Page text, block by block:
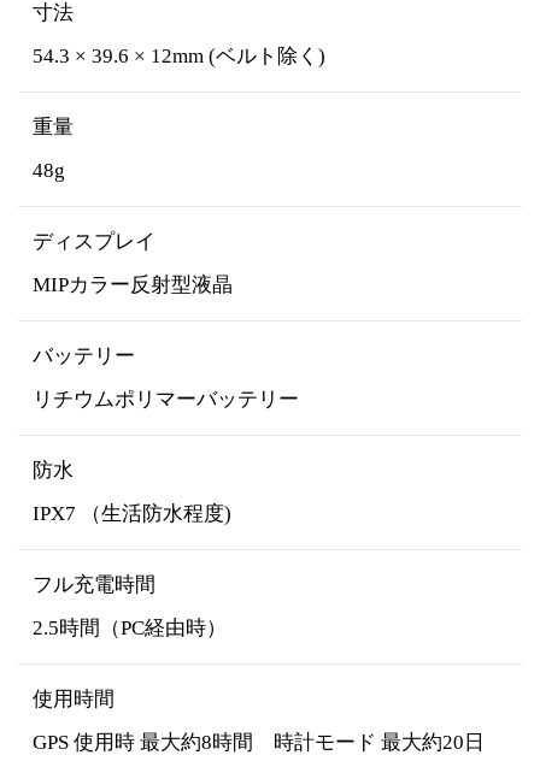
寸法
54.3 × 39.6 × 12mm (ベルト除く)
重量
48g
ディスプレイ
MIPカラー反射型液晶
バッテリー
リチウムポリマーバッテリー
防水
IPX7 （生活防水程度)
フル充電時間
2.5時間（PC経由時）
使用時間
GPS 使用時 最大約8時間 時計モード 最大約20日